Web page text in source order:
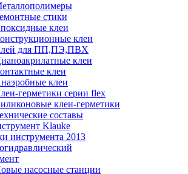
стики
клеи
клеи
для ПП,ПЭ,ПВХ
клеи
клеи
клеи
герметики серии flex
клеи-герметики
составы
Klauke
инструмента 2013
насосные станции